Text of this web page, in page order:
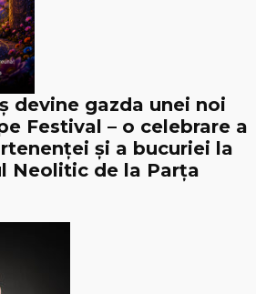
devine gazda unei noi
Festival – o celebrare a
și a bucuriei la
Neolitic de la Parța